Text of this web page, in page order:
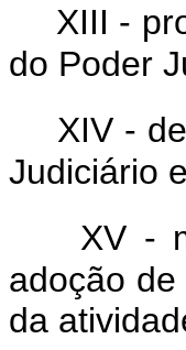
XIII -
do Poder
XIV -
Judiciário
XV -
adoção
da